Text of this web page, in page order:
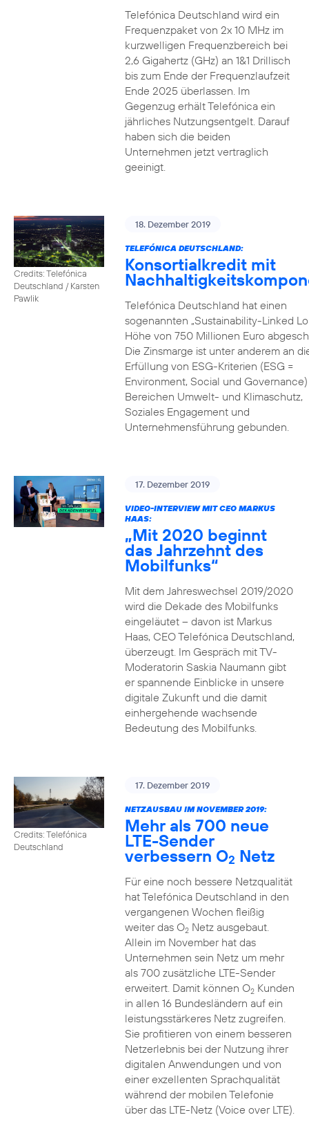
Telefónica Deutschland wird ein
Frequenzpaket von 2x 10 MHz im
kurzwelligen Frequenzbereich bei
2,6 Gigahertz (GHz) an 1&1 Drillisch
bis zum Ende der Frequenzlaufzeit
Ende 2025 überlassen. Im
Gegenzug erhält Telefónica ein
jährliches Nutzungsentgelt. Darauf
haben sich die beiden
Unternehmen jetzt vertraglich
geeinigt.
Credits: Telefónica
Deutschland / Karsten
Pawlik
18. Dezember 2019
TELEFÓNICA DEUTSCHLAND:
Konsortialkredit mit
Telefónica Deutschland hat einen
sogenannten „Sustainability-Linked
Höhe von 750 Millionen Euro
Die Zinsmarge ist unter anderem an
Erfüllung von ESG-Kriterien (ESG =
Environment, Social und
Bereichen Umwelt- und Klimaschutz,
Soziales Engagement und
Unternehmensführung gebunden.
17. Dezember 2019
VIDEO-INTERVIEW MIT CEO MARKUS
HAAS:
„Mit 2020 beginnt
das Jahrzehnt des
Mobilfunks“
Mit dem Jahreswechsel 2019/2020
wird die Dekade des Mobilfunks
eingeläutet – davon ist Markus
Haas, CEO Telefónica Deutschland,
überzeugt. Im Gespräch mit TV-
Moderatorin Saskia Naumann gibt
er spannende Einblicke in unsere
digitale Zukunft und die damit
einhergehende wachsende
Bedeutung des Mobilfunks.
Credits: Telefónica
Deutschland
17. Dezember 2019
NETZAUSBAU IM NOVEMBER 2019:
Mehr als 700 neue
LTE-Sender
verbessern O2 Netz
Für eine noch bessere Netzqualität
hat Telefónica Deutschland in den
vergangenen Wochen fleißig
weiter das O2Netz ausgebaut.
Allein im November hat das
Unternehmen sein Netz um mehr
als 700 zusätzliche LTE-Sender
erweitert. Damit können O2Kunden
in allen 16 Bundesländern auf ein
leistungsstärkeres Netz zugreifen.
Sie profitieren von einem besseren
Netzerlebnis bei der Nutzung ihrer
digitalen Anwendungen und von
einer exzellenten Sprachqualität
während der mobilen Telefonie
über das LTE-Netz (Voice over LTE).